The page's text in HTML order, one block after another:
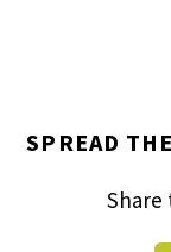
SPREAD
Share